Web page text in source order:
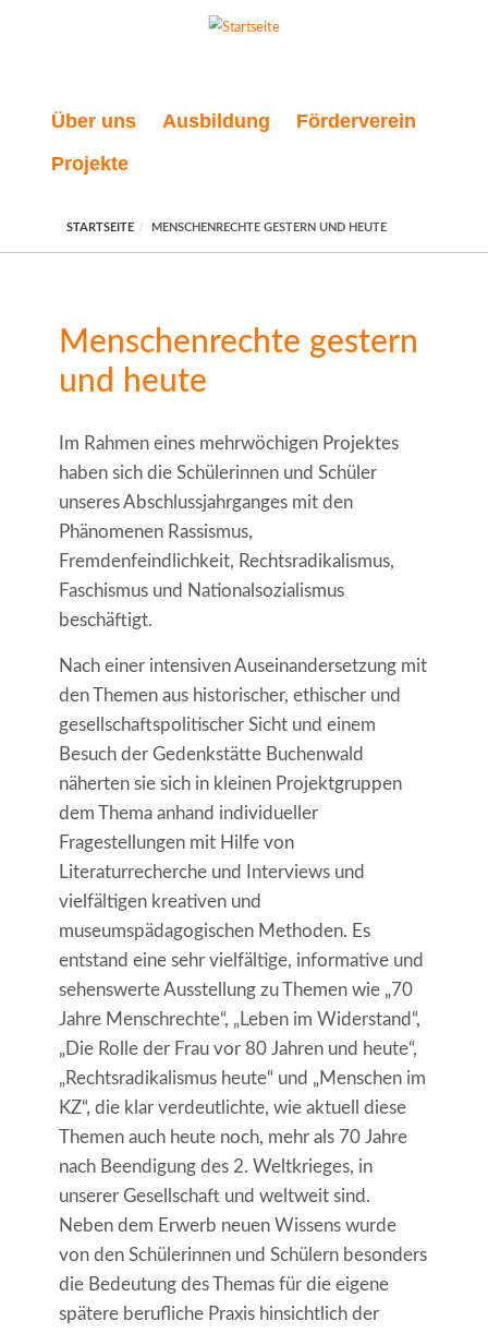
Über uns Ausbildung
Förderverein
Projekte
STARTSEITE MENSCHENRECHTE GESTERN UND HEUTE
Menschenrechte gestern
und heute
Im Rahmen eines mehrwöchigen Projektes
haben sich die Schülerinnen und Schüler
unseres Abschlussjahrganges mit den
Phänomenen Rassismus,
Fremdenfeindlichkeit, Rechtsradikalismus,
Faschismus und Nationalsozialismus
beschäftigt.
Nach einer intensiven Auseinandersetzung mit
den Themen aus historischer, ethischer und
gesellschaftspolitischer Sicht und einem
Besuch der Gedenkstätte Buchenwald
näherten sie sich in kleinen Projektgruppen
dem Thema anhand individueller
Fragestellungen mit Hilfe von
Literaturrecherche und Interviews und
vielfältigen kreativen und
museumspädagogischen Methoden. Es
entstand eine sehr vielfältige, informative und
sehenswerte Ausstellung zu Themen wie „70
Jahre Menschrechte“, „Leben im Widerstand“,
„Die Rolle der Frau vor 80 Jahren und heute“,
„Rechtsradikalismus heute“ und „Menschen im
KZ“, die klar verdeutlichte, wie aktuell diese
Themen auch heute noch, mehr als 70 Jahre
nach Beendigung des 2. Weltkrieges, in
unserer Gesellschaft und weltweit sind.
Neben dem Erwerb neuen Wissens wurde
von den Schülerinnen und Schülern besonders
die Bedeutung des Themas für die eigene
spätere berufliche Praxis hinsichtlich der